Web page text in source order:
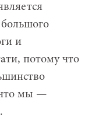
и
потому что
что мы —